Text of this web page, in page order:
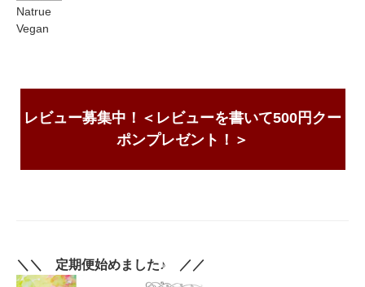
Natrue
Vegan
レビュー募集中！＜レビューを書いて500円クー
ポンプレゼント！＞
＼＼ 定期便始めました♪ ／／